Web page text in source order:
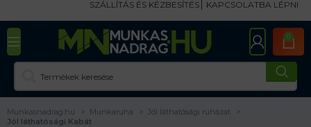
SZÁLLÍTÁS ÉS KÉZBESÍTÉS KAPCSOLATBA LÉPNI
0
Munkasnadrag.hu Munkaruha
Jól láthatósági ruházat
Jól láthatósági Kabát